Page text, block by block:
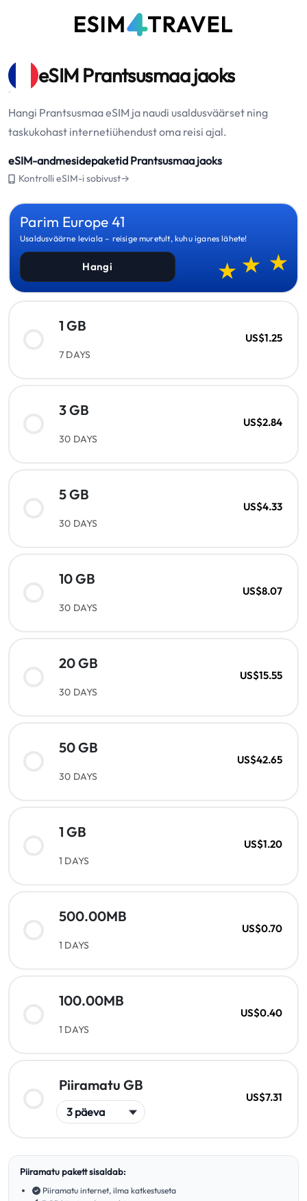
eSIM Prantsusmaa jaoks
Hangi Prantsusmaa eSIM ja naudi usaldusväärset ning
taskukohast internetiühendust oma reisi ajal.
eSIM-andmesidepaketid Prantsusmaa jaoks
Kontrolli eSIM-i sobivust→
Parim Europe 41
Usaldusväärne leviala – reisige muretult, kuhu iganes lähete!
Hangi
1 GB
7 DAYS
US$1.25
3 GB
30 DAYS
US$2.84
5 GB
30 DAYS
US$4.33
10 GB
30 DAYS
US$8.07
20 GB
30 DAYS
US$15.55
50 GB
30 DAYS
US$42.65
1 GB
1 DAYS
US$1.20
500.00MB
1 DAYS
US$0.70
100.00MB
1 DAYS
US$0.40
Piiramatu GB
US$7.31
Piiramatu pakett sisaldab:
Piiramatu internet, ilma katkestuseta